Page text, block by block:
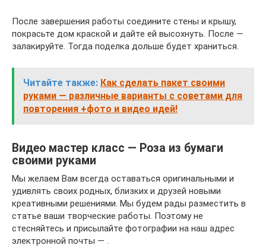
После завершения работы соедините стены и крышу,
покрасьте дом краской и дайте ей высохнуть. После —
залакируйте. Тогда поделка дольше будет храниться.
Читайте также: Как сделать пакет своими
руками — различные варианты с советами для
повторения +фото и видео идей!
Видео мастер класс — Роза из бумаги
своими руками
Мы желаем Вам всегда оставаться оригинальными и
удивлять своих родных, близких и друзей новыми
креативными решениями. Мы будем рады разместить в
статье ваши творческие работы. Поэтому не
стесняйтесь и присылайте фотографии на наш адрес
электронной почты — .